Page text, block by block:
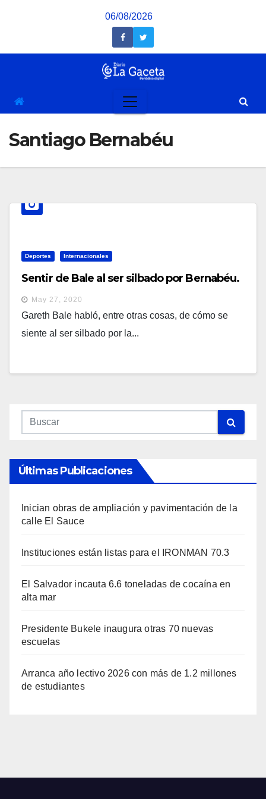
06/08/2026
Santiago Bernabéu
Deportes Internacionales
Sentir de Bale al ser silbado por Bernabéu.
May 27, 2020
Gareth Bale habló, entre otras cosas, de cómo se
siente al ser silbado por la...
Últimas Publicaciones
Inician obras de ampliación y pavimentación de la
calle El Sauce
Instituciones están listas para el IRONMAN 70.3
El Salvador incauta 6.6 toneladas de cocaína en
alta mar
Presidente Bukele inaugura otras 70 nuevas
escuelas
Arranca año lectivo 2026 con más de 1.2 millones
de estudiantes